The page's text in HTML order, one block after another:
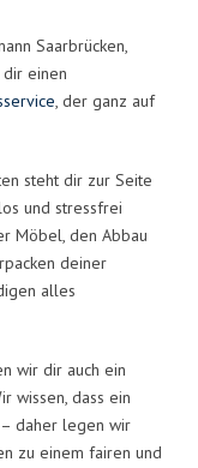
Saarbrücken,
einen
, der ganz auf
steht dir zur Seite
und stressfrei
Möbel, den Abbau
deiner
alles
wir dir auch ein
wissen, dass ein
daher legen wir
zu einem fairen und